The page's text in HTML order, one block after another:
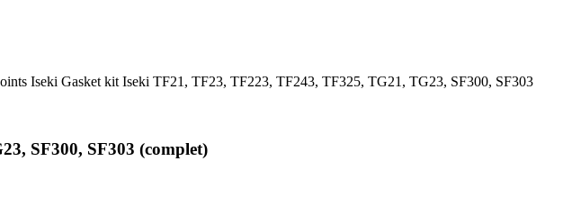
Iseki Gasket kit Iseki TF21, TF23, TF223, TF243, TF325, TG21, TG23, SF300, SF303
SF300, SF303 (complet)